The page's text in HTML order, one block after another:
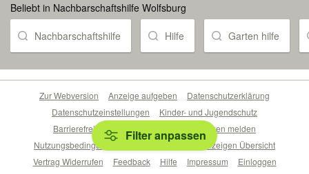
Beliebt in Nachbarschaftshilfe Wolfsburg
Nachbarschaftshilfe Hilfe Garten hilfe
Filter anpassen
Zur Webversion Anzeige aufgeben
Datenschutzerklärung
Datenschutzeinstellungen
Kinder- und Jugendschutz
Barrierefreiheitserklärung
Sicherheitslücken melden
Nutzungsbedingungen
Beliebte Suchen
Anzeigen Übersicht
Vertrag Widerrufen
Feedback Hilfe Impressum Einloggen